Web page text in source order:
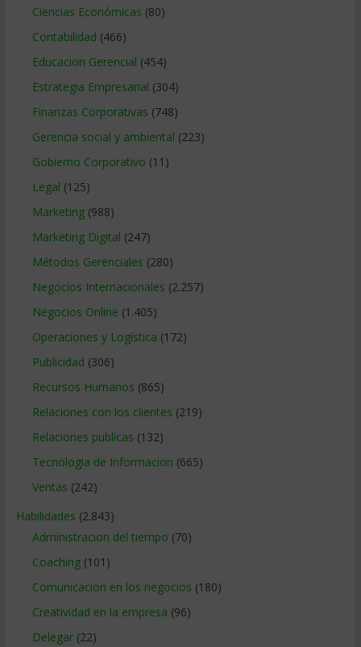
Ciencias Económicas (80)
Contabilidad (466)
Educacion Gerencial (454)
Estrategia Empresarial (304)
Finanzas Corporativas (748)
Gerencia social y ambiental (223)
Gobierno Corporativo (11)
Legal (125)
Marketing(988)
Marketing Digital (247)
Métodos Gerenciales (280)
Negocios Internacionales (2.257)
Negocios Online (1.405)
Operaciones y Logística (172)
Publicidad (306)
Recursos Humanos (865)
Relaciones con los clientes (219)
Relaciones publicas (132)
Tecnologia de Informacion (665)
Ventas (242)
Habilidades (2.843)
Administracion del tiempo (70)
Coaching(101)
Comunicacion en los negocios (180)
Creatividad en la empresa (96)
Delegar(22)